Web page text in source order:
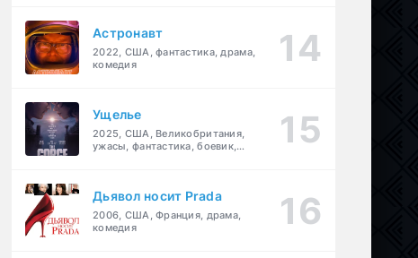
Астронавт
2022, США, фантастика, драма,
комедия
Ущелье
2025, США, Великобритания,
ужасы, фантастика, боевик,
Дьявол носит Prada
2006, США, Франция, драма,
комедия